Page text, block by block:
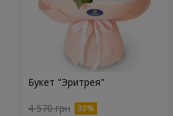
Букет "Эритрея"
4 570 грн